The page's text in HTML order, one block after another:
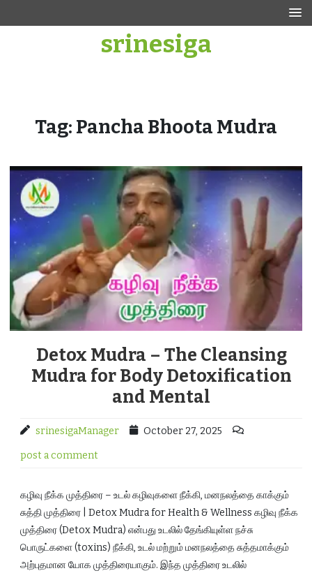
srinesiga
Tag: Pancha Bhoota Mudra
Detox Mudra – The Cleansing
Mudra for Body Detoxification
and Mental
srinesigaManager October 27, 2025
post a comment
கழிவு நீக்க முத்திரை – உடல் கழிவுகளை நீக்கி, மனநலத்தை காக்கும்
சுத்தி முத்திரை | Detox Mudra for Health & Wellness கழிவு நீக்க
முத்திரை (Detox Mudra) என்பது உடலில் தேங்கியுள்ள நச்சு
பொருட்களை (toxins) நீக்கி, உடல் மற்றும் மனநலத்தை சுத்தமாக்கும்
அற்புதமான யோக முத்திரையாகும். இந்த முத்திரை உடலில்